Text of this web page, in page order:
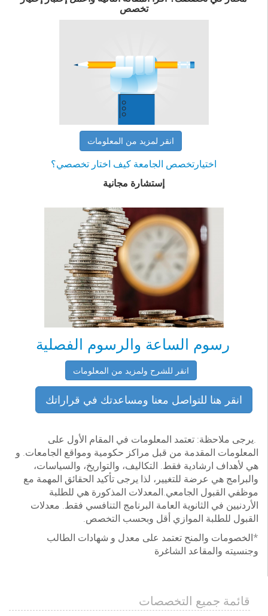
تخصص
انقر لمزيد من المعلومات
اختيارتخصص الجامعة كيف اختار تخصصي؟
إستشارة مجانية
رسوم الساعة والرسوم الفصلية
انقر للشرح ولمزيد من المعلومات
انقر هنا للتواصل معنا ومساعدتك في قراراتك
.يرجى ملاحظة: تعتمد المعلومات في المقام الأول على
المعلومات المقدمة من قبل مراكز حكومية ومواقع الجامعات. و
هي لأهداف ارشادية فقط. التكاليف، والتواريخ، والسياسات،
والبرامج هي عرضة للتغيير، لذا يرجى تأكيد الحقائق المهمة مع
موظفي القبول الجامعي.المعدلات المذكورة هي للطلبة
الأردنيين في الثانوية العامة البرنامج التنافسي فقط. معدلات
القبول للطلبة الموازي أقل وبحسب التخصص.
*الخصومات والمنح تعتمد على معدل و شهادات الطالب
وجنسيته والمقاعد الشاغرة
قائمة جميع التخصصات